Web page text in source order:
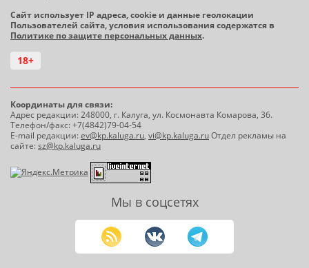
Сайт использует IP адреса, cookie и данные геолокации
Пользователей сайта, условия использования содержатся в
Политике по защите персональных данных.
18+
Координаты для связи:
Адрес редакции: 248000, г. Калуга, ул. Космонавта Комарова, 36.
Телефон/факс: +7(4842)79-04-54
E-mail редакции:ev@kp.kaluga.ru, vi@kp.kaluga.ruОтдел рекламы на
сайте:sz@kp.kaluga.ru
Мы в соцсетях